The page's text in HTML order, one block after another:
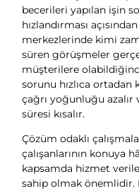
becerileri yapılan işin
hızlandırması
merkezlerinde kimi
süren görüşmeler
müşterilere
sorunu hızlıca
çağrı yoğunluğu
süresi kısalır.
Çözüm odaklı
çalışanlarının konuya
kapsamda hizmet
sahip olmak